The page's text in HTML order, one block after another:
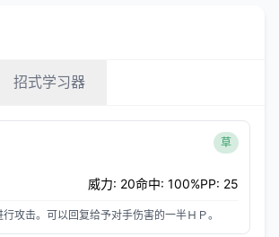
招式学习器
草
威力: 20命中: 100%PP: 25
攻击。可以回复给予对手伤害的一半ＨＰ。